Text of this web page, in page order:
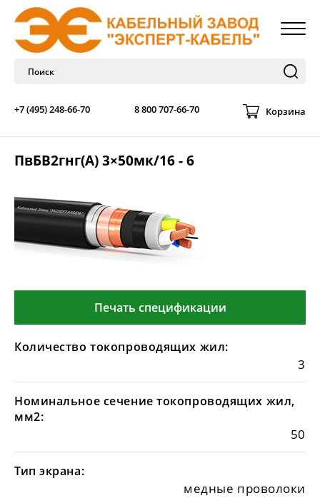
+7 (495) 248-66-70 8 800 707-66-70 Корзина
ПвБВ2гнг(А) 3×50мк/16 - 6
Печать спецификации
Количество токопроводящих жил:
3
Номинальное сечение токопроводящих жил,
мм2:
50
Тип экрана:
медные проволоки